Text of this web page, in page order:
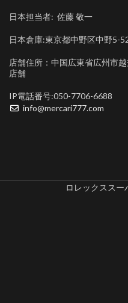
日本担当者: 佐藤 敬一
日本倉庫:東京都中野区中野5-
店舗住所：中国広東省広州市
店舗
IP電話番号:050-7706-6688
info@mercari777.com
ロレックスス